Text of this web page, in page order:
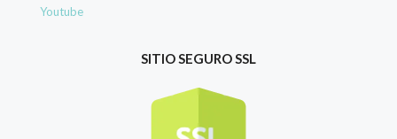
Youtube
SITIO SEGURO SSL